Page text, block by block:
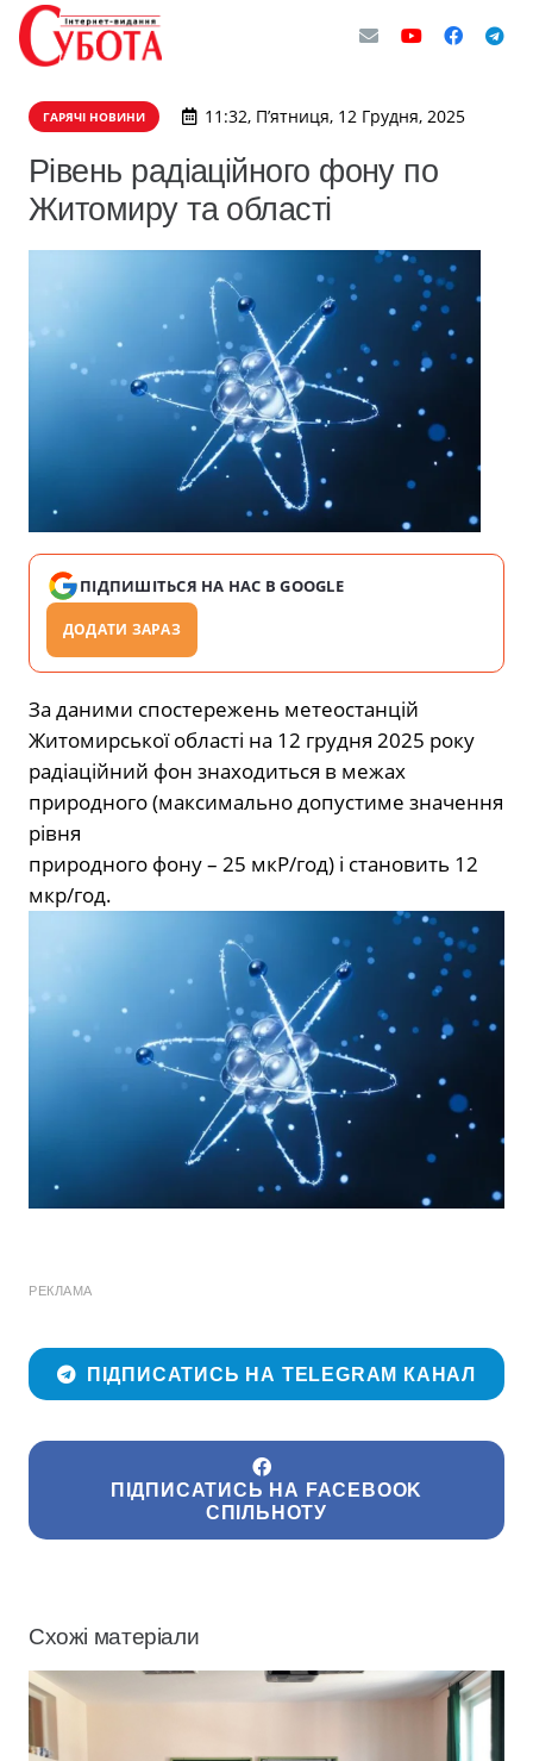
ГАРЯЧІ НОВИНИ 11:32, П’ятниця, 12 Грудня, 2025
Рівень радіаційного фону по
Житомиру та області
ПІДПИШІТЬСЯ НА НАС В GOOGLE
ДОДАТИ ЗАРАЗ
За даними спостережень метеостанцій
Житомирської області на 12 грудня 2025 року
радіаційний фон знаходиться в межах
природного (максимально допустиме значення
рівня
природного фону – 25 мкР/год) і становить 12
мкр/год.
РЕКЛАМА
ПІДПИСАТИСЬ НА TELEGRAM КАНАЛ
ПІДПИСАТИСЬ НА FACEBOOK
СПІЛЬНОТУ
Схожі матеріали